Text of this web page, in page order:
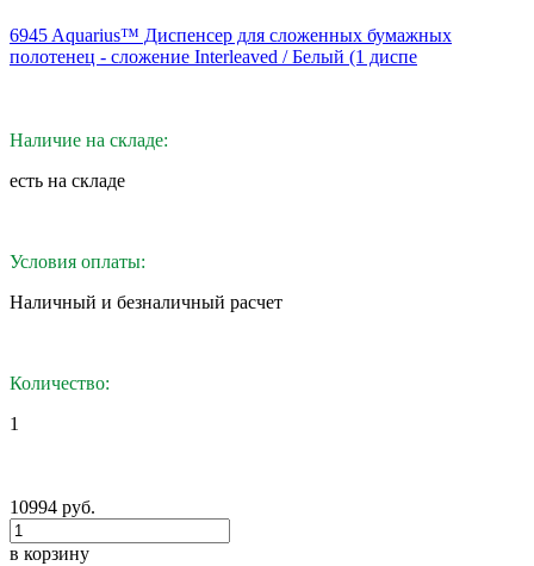
6945 Aquarius™ Диспенсер для сложенных бумажных
полотенец - сложение Interleaved / Белый (1 диспе
Наличие на складе:
eсть на складе
Условия оплаты:
Наличный и безналичный расчет
Количество:
1
10994 руб.
в корзину